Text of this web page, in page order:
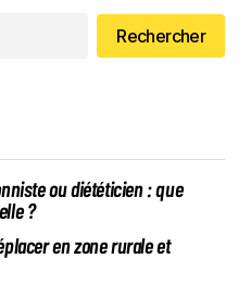
Rechercher
ou diététicien : que
?
en zone rurale et